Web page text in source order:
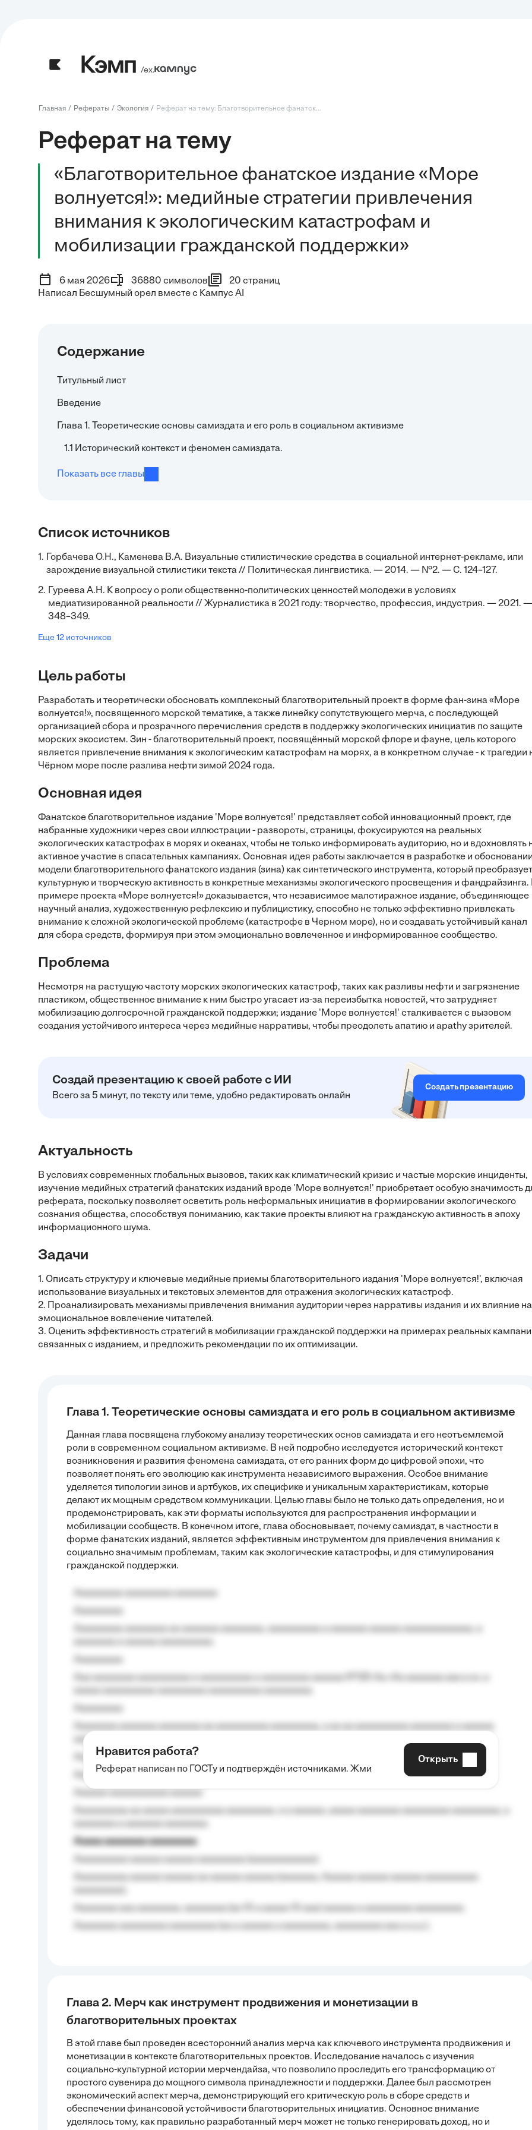
/ех.
Главная Рефераты Экология Реферат на тему: Благотворительное фанатск...
Реферат на тему
«Благотворительное фанатское издание «Море
волнуется!»: медийные стратегии привлечения
внимания к экологическим катастрофам и
мобилизации гражданской поддержки»
6 мая 2026 36880 символов
20 страниц
Написал Бесшумный орел вместе с Кампус AI
Содержание
Титульный лист
Введение
Глава 1. Теоретические основы самиздата и его роль в социальном активизме
1.1 Исторический контекст и феномен самиздата.
Показать все главы
Список источников
1.
Горбачева О.Н., Каменева В.А. Визуальные стилистические средства в социальной интернет-рекламе, или
зарождение визуальной стилистики текста // Политическая лингвистика. — 2014. — №2. — С. 124–127.
2.
Гуреева А.Н. К вопросу о роли общественно-политических ценностей молодежи в условиях
медиатизированной реальности // Журналистика в 2021 году: творчество, профессия, индустрия. — 2021.
348–349.
Еще 12 источников
Цель работы
Разработать и теоретически обосновать комплексный благотворительный проект в форме фан-зина «Море
волнуется!», посвященного морской тематике, а также линейку сопутствующего мерча, с последующей
организацией сбора и прозрачного перечисления средств в поддержку экологических инициатив по защите
морских экосистем. Зин - благотворительный проект, посвящённый морской флоре и фауне, цель которого
является привлечение внимания к экологическим катастрофам на морях, а в конкретном случае - к трагедии
Чёрном море после разлива нефти зимой 2024 года.
Основная идея
Фанатское благотворительное издание 'Море волнуется!' представляет собой инновационный проект, где
набранные художники через свои иллюстрации - развороты, страницы, фокусируются на реальных
экологических катастрофах в морях и океанах, чтобы не только информировать аудиторию, но и вдохновлять
активное участие в спасательных кампаниях. Основная идея работы заключается в разработке и
модели благотворительного фанатского издания (зина) как синтетического инструмента, который преобразует
культурную и творческую активность в конкретные механизмы экологического просвещения и фандрайзинга.
примере проекта «Море волнуется!» доказывается, что независимое малотиражное издание, объединяющее
научный анализ, художественную рефлексию и публицистику, способно не только эффективно привлекать
внимание к сложной экологической проблеме (катастрофе в Черном море), но и создавать устойчивый канал
для сбора средств, формируя при этом эмоционально вовлеченное и информированное сообщество.
Проблема
Несмотря на растущую частоту морских экологических катастроф, таких как разливы нефти и загрязнение
пластиком, общественное внимание к ним быстро угасает из-за переизбытка новостей, что затрудняет
мобилизацию долгосрочной гражданской поддержки; издание 'Море волнуется!' сталкивается с вызовом
создания устойчивого интереса через медийные нарративы, чтобы преодолеть апатию и apathy зрителей.
Создай презентацию к своей работе с ИИ
Всего за 5 минут, по тексту или теме, удобно редактировать онлайн
Создать презентацию
Актуальность
В условиях современных глобальных вызовов, таких как климатический кризис и частые морские инциденты,
изучение медийных стратегий фанатских изданий вроде 'Море волнуется!' приобретает особую значимость
реферата, поскольку позволяет осветить роль неформальных инициатив в формировании экологического
сознания общества, способствуя пониманию, как такие проекты влияют на гражданскую активность в эпоху
информационного шума.
Задачи
1. Описать структуру и ключевые медийные приемы благотворительного издания 'Море волнуется!', включая
использование визуальных и текстовых элементов для отражения экологических катастроф.
2. Проанализировать механизмы привлечения внимания аудитории через нарративы издания и их влияние на
эмоциональное вовлечение читателей.
3. Оценить эффективность стратегий в мобилизации гражданской поддержки на примерах реальных
связанных с изданием, и предложить рекомендации по их оптимизации.
Глава 1. Теоретические основы самиздата и его роль в социальном активизме
Данная глава посвящена глубокому анализу теоретических основ самиздата и его неотъемлемой
роли в современном социальном активизме. В ней подробно исследуется исторический контекст
возникновения и развития феномена самиздата, от его ранних форм до цифровой эпохи, что
позволяет понять его эволюцию как инструмента независимого выражения. Особое внимание
уделяется типологии зинов и артбуков, их специфике и уникальным характеристикам, которые
делают их мощным средством коммуникации. Целью главы было не только дать определения, но и
продемонстрировать, как эти форматы используются для распространения информации и
мобилизации сообществ. В конечном итоге, глава обосновывает, почему самиздат, в частности в
форме фанатских изданий, является эффективным инструментом для привлечения внимания к
социально значимым проблемам, таким как экологические катастрофы, и для стимулирования
гражданской поддержки.
aaaa aaaa.
Aaaaaaaaa
Aaaaaaaaaa aa aaa aaaaaaaaa, a aaa aaaaaaaaaa aaa, a aaaaaaaaaa, aaaaaa aaaaaa a aaaaaa.
Aaaaa aaaaaaaa aaaaaaaaa
Нравится работа?
Реферат написан по ГОСТу и подтверждён источниками. Жми
Открыть
Глава 2. Мерч как инструмент продвижения и монетизации в
благотворительных проектах
В этой главе был проведен всесторонний анализ мерча как ключевого инструмента продвижения и
монетизации в контексте благотворительных проектов. Исследование началось с изучения
социально-культурной истории мерчендайза, что позволило проследить его трансформацию от
простого сувенира до мощного символа принадлежности и поддержки. Далее был рассмотрен
экономический аспект мерча, демонстрирующий его критическую роль в сборе средств и
обеспечении финансовой устойчивости благотворительных инициатив. Основное внимание
уделялось тому, как правильно разработанный мерч может не только генерировать доход, но и